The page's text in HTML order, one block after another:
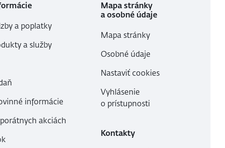
a poplatky
a služby
informácie
akciách
Mapa stránky
a osobné údaje
Mapa stránky
Osobné údaje
Nastaviť cookies
Vyhlásenie
o prístupnosti
Kontakty